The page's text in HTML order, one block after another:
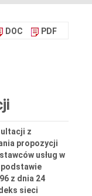
DOC PDF
z
propozycji
usług w
z dnia 24
sieci